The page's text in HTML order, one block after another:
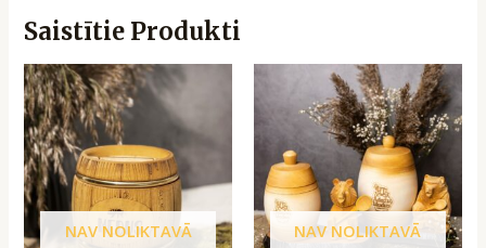
Saistītie Produkti
NAV NOLIKTAVĀ NAV NOLIKTAVĀ